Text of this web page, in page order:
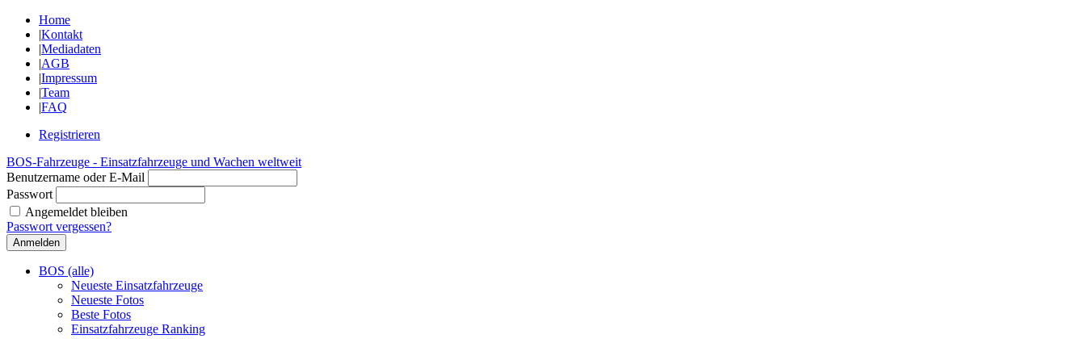
Home
|Kontakt
|Mediadaten
|AGB
|Impressum
|Team
|FAQ
Registrieren
BOS-Fahrzeuge - Einsatzfahrzeuge und Wachen weltweit
Benutzername oder E-Mail
Passwort
Angemeldet bleiben
Passwort vergessen?
BOS (alle)
Neueste Einsatzfahrzeuge
Neueste Fotos
Beste Fotos
Einsatzfahrzeuge Ranking